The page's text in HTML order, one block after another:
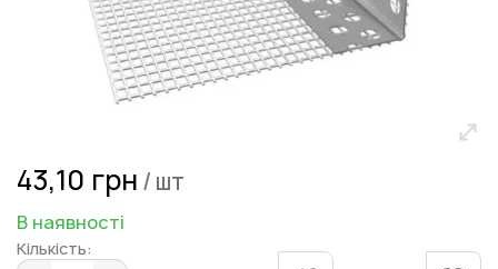
до
галереї
зображень
43,10 грн / шт
В наявності
Кількість: